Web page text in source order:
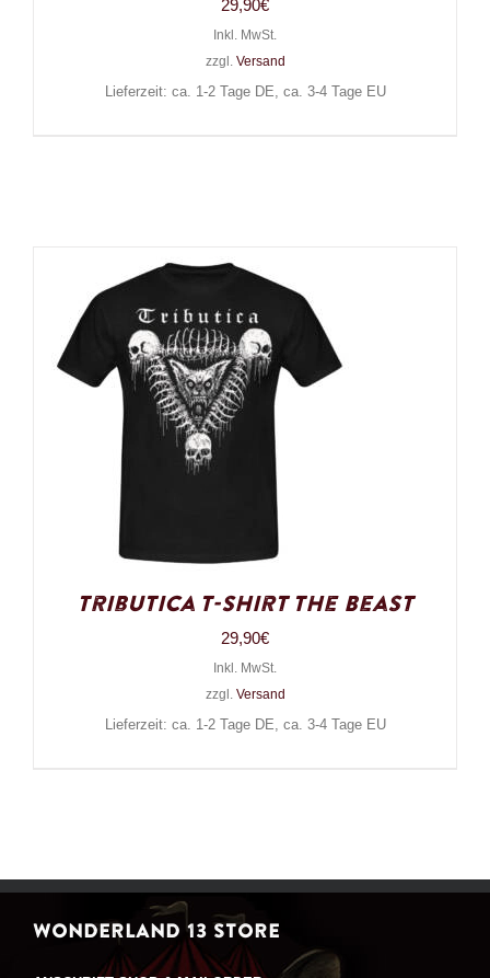
29,90€
Inkl. MwSt.
zzgl. Versand
Lieferzeit: ca. 1-2 Tage DE, ca. 3-4 Tage EU
Tributica T-Shirt The Beast
29,90€
Inkl. MwSt.
zzgl. Versand
Lieferzeit: ca. 1-2 Tage DE, ca. 3-4 Tage EU
WONDERLAND 13 STORE